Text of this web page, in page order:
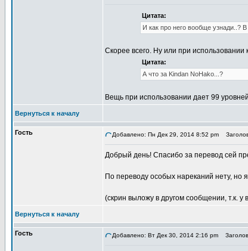
Цитата:
И как про него вообще узнади..? В
Скорее всего. Ну или при использовании
Цитата:
А что за Kindan NoHako...?
Вещь при использовании дает 99
Вернуться к началу
Гость Добавлено: Пн Дек 29, 2014 8:52 pm
Добрый день! Спасибо за перевод сей
По переводу особых нареканий нету, но
(скрин выложу в другом сообщении, т.к. у
Вернуться к началу
Гость Добавлено: Вт Дек 30, 2014 2:16 pm